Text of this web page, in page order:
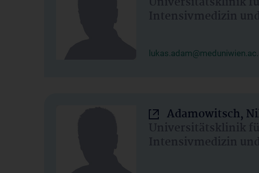
Intensivmedizin
Adamowitsch,
Universitätsklinik
Intensivmedizin